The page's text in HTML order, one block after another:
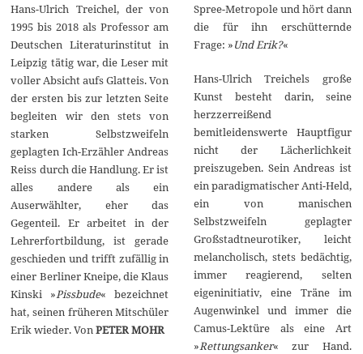
0
2
Hans-Ulrich Treichel, der von
1995 bis 2018 als Professor am
Deutschen Literaturinstitut in
Leipzig tätig war, die Leser mit
voller Absicht aufs Glatteis. Von
der ersten bis zur letzten Seite
begleiten wir den stets von
starken Selbstzweifeln
geplagten Ich-Erzähler Andreas
Reiss durch die Handlung. Er ist
alles andere als ein
Auserwählter, eher das
Gegenteil. Er arbeitet in der
Lehrerfortbildung, ist gerade
geschieden und trifft zufällig in
einer Berliner Kneipe, die Klaus
Kinski »Pissbude« bezeichnet
hat, seinen früheren Mitschüler
Erik wieder. VonPETER MOHR
Spree-Metropole und hört dann
die für ihn erschütternde
Frage: »Und Erik?«
Hans-Ulrich Treichels große
Kunst besteht darin, seine
herzzerreißend
bemitleidenswerte Hauptfigur
nicht der Lächerlichkeit
preiszugeben. Sein Andreas ist
ein paradigmatischer Anti-Held,
ein von manischen
Selbstzweifeln geplagter
Großstadtneurotiker, leicht
melancholisch, stets bedächtig,
immer reagierend, selten
eigeninitiativ, eine Träne im
Augenwinkel und immer die
Camus-Lektüre als eine Art
»Rettungsanker« zur Hand.